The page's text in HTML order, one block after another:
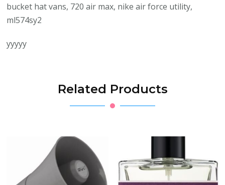
bucket hat vans, 720 air max, nike air force utility,
ml574sy2
yyyyy
Related Products